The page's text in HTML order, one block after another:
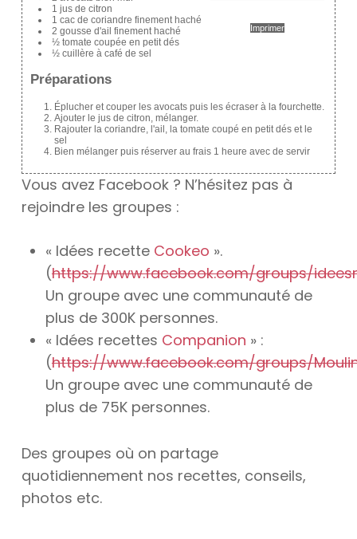
Imprimer
1 jus de citron
1 cac de coriandre finement haché
2 gousse d'ail finement haché
½ tomate coupée en petit dés
½ cuillère à café de sel
Préparations
Éplucher et couper les avocats puis les écraser à la fourchette.
Ajouter le jus de citron, mélanger.
Rajouter la coriandre, l'ail, la tomate coupé en petit dés et le
sel
Bien mélanger puis réserver au frais 1 heure avec de servir
Vous avez Facebook ? N’hésitez pas à
rejoindre les groupes :
« Idées recette Cookeo ».
(https://www.facebook.com/groups/
Un groupe avec une communauté de
plus de 300K personnes.
« Idées recettes Companion » :
(https://www.facebook.com/groups/
Un groupe avec une communauté de
plus de 75K personnes.
Des groupes où on partage
quotidiennement nos recettes, conseils,
photos etc.